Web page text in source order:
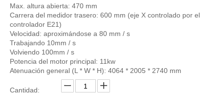
NC Metal Press Brake para prensa hidráulica (WH67Y-160/4000)
Max. altura abierta: 470 mm
Carrera del medidor trasero: 600 mm (eje X controlado por el
controlador E21)
Velocidad: aproximándose a 80 mm / s
Trabajando 10mm / s
Volviendo 100mm / s
Potencia del motor principal: 11kw
Atenuación general (L * W * H): 4064 * 2005 * 2740 mm
Cantidad: